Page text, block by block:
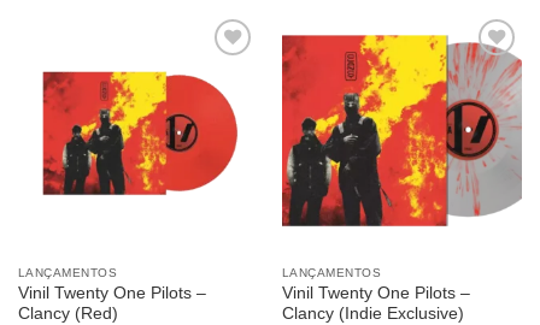
Adicionar
a lista de
desejos
LANÇAMENTOS
Vinil Twenty One Pilots –
Clancy (Red)
Adicionar
a lista de
desejos
LANÇAMENTOS
Vinil Twenty One Pilots –
Clancy (Indie Exclusive)